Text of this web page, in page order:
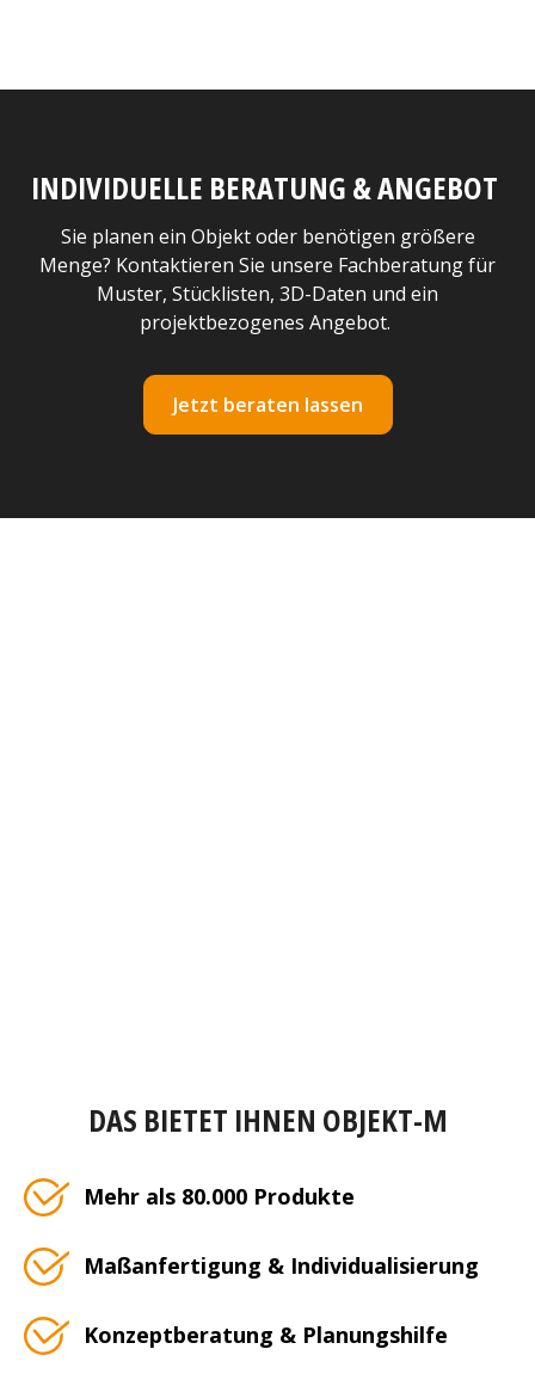
INDIVIDUELLE BERATUNG & ANGEBOT
Sie planen ein Objekt oder benötigen größere
Menge? Kontaktieren Sie unsere Fachberatung für
Muster, Stücklisten, 3D-Daten und ein
projektbezogenes Angebot.
Jetzt beraten lassen
DAS BIETET IHNEN OBJEKT-M
Mehr als 80.000 Produkte
Maßanfertigung & Individualisierung
Konzeptberatung & Planungshilfe